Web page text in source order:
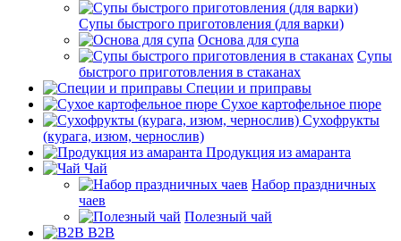
Супы быстрого приготовления (для варки)
Основа для супа
Супы
быстрого приготовления в стаканах
Специи и приправы
Сухое картофельное пюре
Сухофрукты
(курага, изюм, чернослив)
Продукция из амаранта
Чай
Набор праздничных
чаев
Полезный чай
B2B